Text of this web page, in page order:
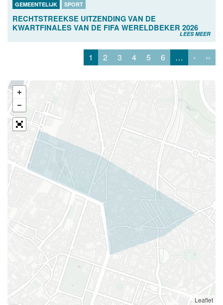
GEMEENTELIJK SPORT
RECHTSTREEKSE UITZENDING VAN DE
KWARTFINALES VAN DE FIFA WERELDBEKER 2026
LEES MEER
1 2 3 4 5 6 … › ››
Leaflet